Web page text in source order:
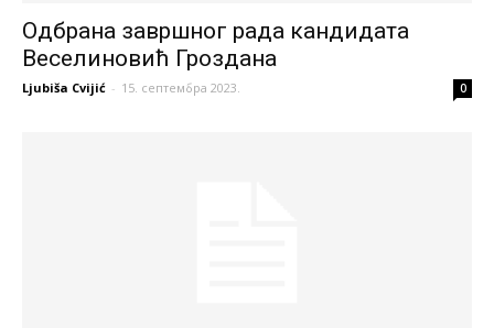
Одбрана завршног рада кандидата
Веселиновић Гроздана
Ljubiša Cvijić - 15. септембра 2023. 0